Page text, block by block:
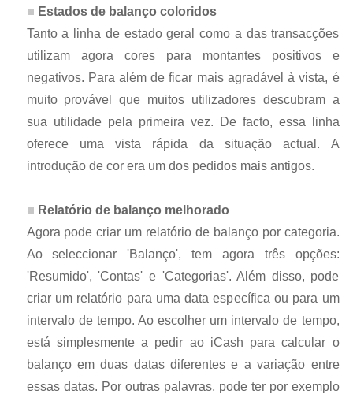
Estados de balanço coloridos
Tanto a linha de estado geral como a das transacções
utilizam agora cores para montantes positivos e
negativos. Para além de ficar mais agradável à vista, é
muito provável que muitos utilizadores descubram a
sua utilidade pela primeira vez. De facto, essa linha
oferece uma vista rápida da situação actual. A
introdução de cor era um dos pedidos mais antigos.
Relatório de balanço melhorado
Agora pode criar um relatório de balanço por categoria.
Ao seleccionar 'Balanço', tem agora três opções:
'Resumido', 'Contas' e 'Categorias'. Além disso, pode
criar um relatório para uma data específica ou para um
intervalo de tempo. Ao escolher um intervalo de tempo,
está simplesmente a pedir ao iCash para calcular o
balanço em duas datas diferentes e a variação entre
essas datas. Por outras palavras, pode ter por exemplo